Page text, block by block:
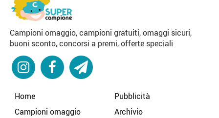
Campioni omaggio, campioni gratuiti, omaggi sicuri,
buoni sconto, concorsi a premi, offerte speciali
Home
Campioni omaggio
Pubblicità
Archivio